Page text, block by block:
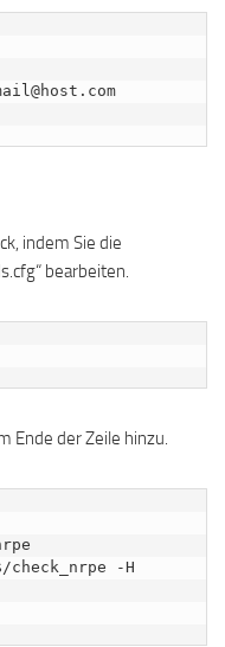
indem Sie die
bearbeiten.
Ende der Zeile hinzu.
-H